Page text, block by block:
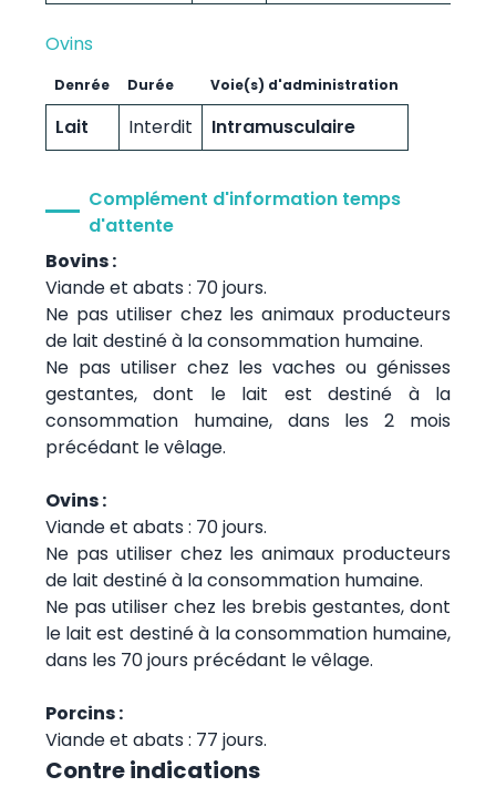
Ovins
Denrée Durée Voie(s) d'administration
Lait Interdit Intramusculaire
Complément d'information temps
d'attente
Bovins :
Viande et abats : 70 jours.
Ne pas utiliser chez les animaux producteurs
de lait destiné à la consommation humaine.
Ne pas utiliser chez les vaches ou génisses
gestantes, dont le lait est destiné à la
consommation humaine, dans les 2 mois
précédant le vêlage.
Ovins :
Viande et abats : 70 jours.
Ne pas utiliser chez les animaux producteurs
de lait destiné à la consommation humaine.
Ne pas utiliser chez les brebis gestantes, dont
le lait est destiné à la consommation humaine,
dans les 70 jours précédant le vêlage.
Porcins :
Viande et abats : 77 jours.
Contre indications